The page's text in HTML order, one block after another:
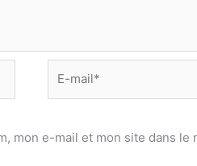
mail*
mon e-mail et mon site dans le